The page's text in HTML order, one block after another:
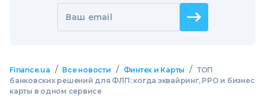
Ваш email
Finance.ua / Все новости / Финтех и Карты / ТОП
банковских решений для ФЛП: когда эквайринг, РРО и бизнес
карты в одном сервисе